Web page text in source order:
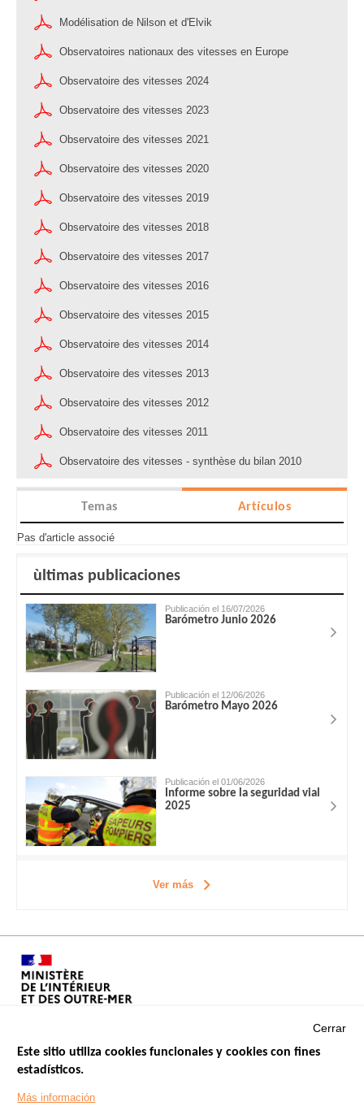
Modélisation de Nilson et d'Elvik
Observatoires nationaux des vitesses en Europe
Observatoire des vitesses 2024
Observatoire des vitesses 2023
Observatoire des vitesses 2021
Observatoire des vitesses 2020
Observatoire des vitesses 2019
Observatoire des vitesses 2018
Observatoire des vitesses 2017
Observatoire des vitesses 2016
Observatoire des vitesses 2015
Observatoire des vitesses 2014
Observatoire des vitesses 2013
Observatoire des vitesses 2012
Observatoire des vitesses 2011
Observatoire des vitesses - synthèse du bilan 2010
Temas Artículos
Pas d'article associé
ùltimas publicaciones
Publicación el 16/07/2026
Barómetro Junio 2026
Publicación el 12/06/2026
Barómetro Mayo 2026
Publicación el 01/06/2026
Informe sobre la seguridad vial
2025
Ver más
Footer
Cerrar
Este sitio utiliza cookies funcionales y cookies con fines
estadísticos.
Más información